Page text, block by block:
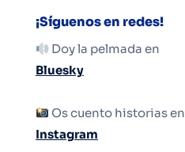
¡Síguenos en redes!
Doy la pelmada en
Bluesky
Os cuento historias en
Instagram